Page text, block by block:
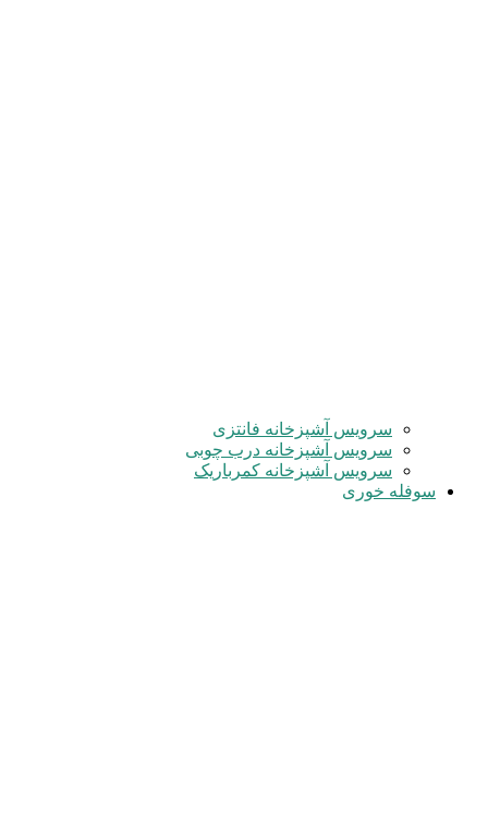
سرویس آشپزخانه فانتزی
سرویس آشپزخانه درب چوبی
سرویس آشپزخانه کمرباریک
سوفله خوری